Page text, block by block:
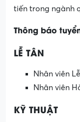
tiến trong ngành
Thông báo
LỄ TÂN
Nhân viên
Nhân viên
KỸ THUẬT